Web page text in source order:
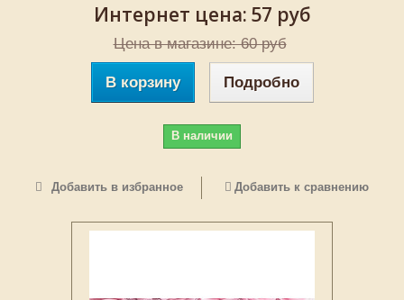
Интернет цена: 57 руб
Цена в магазине: 60 руб
В корзину Подробно
В наличии
Добавить в избранное Добавить к сравнению